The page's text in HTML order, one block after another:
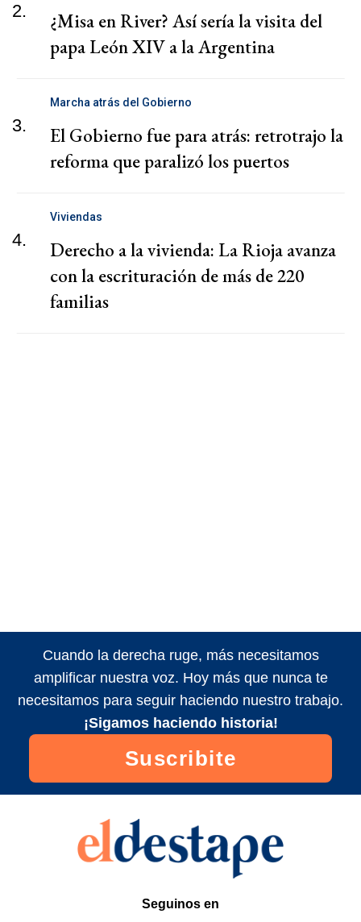
2.
¿Misa en River? Así sería la visita del
papa León XIV a la Argentina
3.
Marcha atrás del Gobierno
El Gobierno fue para atrás: retrotrajo la
reforma que paralizó los puertos
4.
Viviendas
Derecho a la vivienda: La Rioja avanza
con la escrituración de más de 220
familias
Cuando la derecha ruge, más necesitamos
amplificar nuestra voz. Hoy más que nunca te
necesitamos para seguir haciendo nuestro trabajo.
¡Sigamos haciendo historia!
Suscribite
Seguinos en